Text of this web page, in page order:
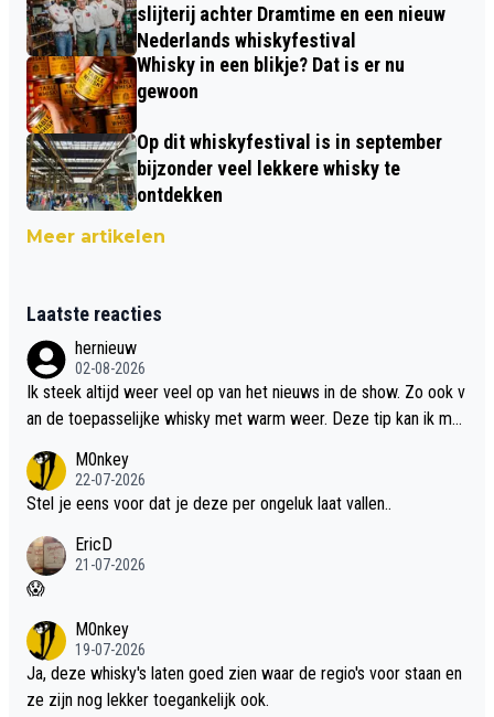
slijterij achter Dramtime en een nieuw
Nederlands whiskyfestival
Whisky in een blikje? Dat is er nu
gewoon
Op dit whiskyfestival is in september
bijzonder veel lekkere whisky te
ontdekken
Meer artikelen
Laatste reacties
hernieuw
02-08-2026
Ik steek altijd weer veel op van het nieuws in de show. Zo ook v
an de toepasselijke whisky met warm weer. Deze tip kan ik met
M0nkey
22-07-2026
Stel je eens voor dat je deze per ongeluk laat vallen..
EricD
21-07-2026
😱
M0nkey
19-07-2026
Ja, deze whisky's laten goed zien waar de regio's voor staan en
ze zijn nog lekker toegankelijk ook.